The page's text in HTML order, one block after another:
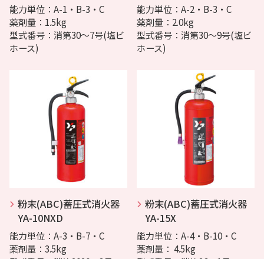
能力単位：A-1・B-3・C
薬剤量：1.5kg
型式番号：消第30～7号(塩ビ
ホース)
能力単位：A-2・B-3・C
薬剤量：2.0kg
型式番号：消第30～9号(塩ビ
ホース)
粉末(ABC)蓄圧式消火器
YA-10NXD
能力単位：A-3・B-7・C
薬剤量：3.5kg
粉末(ABC)蓄圧式消火器
YA-15X
能力単位：A-4・B-10・C
薬剤量： 4.5kg